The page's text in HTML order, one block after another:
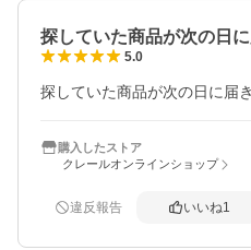
探していた商品が次の日
5.0
探していた商品が次の日に届
購入したストア
クレールオンラインショップ
違反報告 いいね1